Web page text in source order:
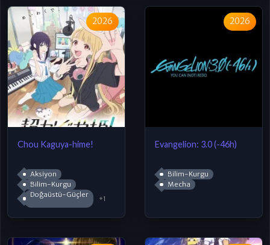
2026
Chou Kaguya-hime!
Aksiyon
Bilim-Kurgu
Doğaüstü-Güçler
+1
2026
Evangelion: 3.0 (-46h)
Bilim-Kurgu
Mecha